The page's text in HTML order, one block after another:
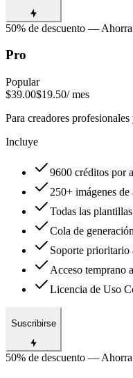
50% de descuento —
Pro
Popular
$39.00$19.50/ mes
Para creadores
Incluye
9600 créditos por
250+ imágenes
Todas las
Cola de
Soporte prioritario
Acceso temprano
Licencia de Uso
Suscribirse
50% de descuento —